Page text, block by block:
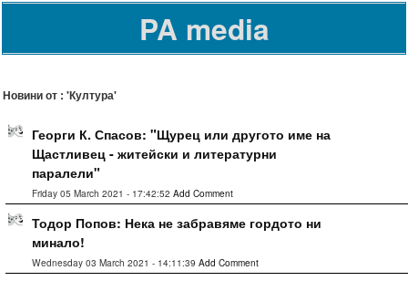
PA media
Новини от : 'Култура'
Георги К. Спасов: "Щурец или другото име на
Щастливец - житейски и литературни
паралели"
Friday 05 March 2021 - 17:42:52 Add Comment
Тодор Попов: Нека не забравяме гордото ни
минало!
Wednesday 03 March 2021 - 14:11:39 Add Comment